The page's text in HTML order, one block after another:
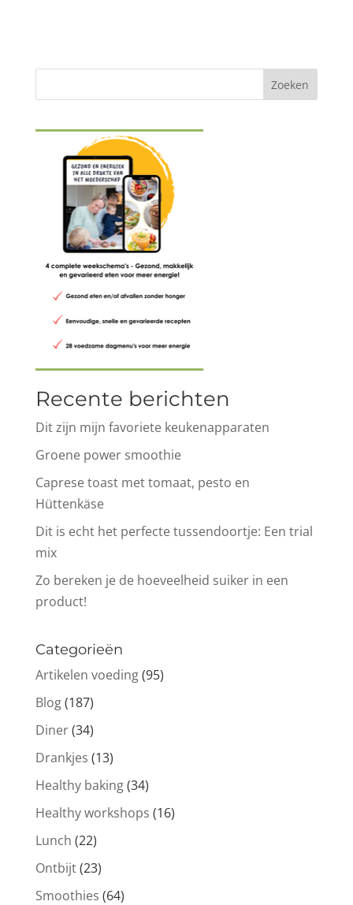
Recente berichten
Dit zijn mijn favoriete keukenapparaten
Groene power smoothie
Caprese toast met tomaat, pesto en
Hüttenkäse
Dit is echt het perfecte tussendoortje: Een trial
mix
Zo bereken je de hoeveelheid suiker in een
product!
Categorieën
Artikelen voeding(95)
Blog(187)
Diner(34)
Drankjes (13)
Healthy baking(34)
Healthy workshops (16)
Lunch (22)
Ontbijt(23)
Smoothies (64)